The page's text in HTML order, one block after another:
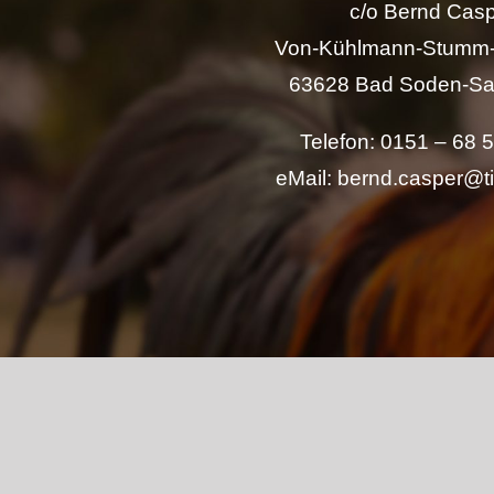
c/o Bernd
Von-Kühlmann-
63628 Bad Soden-
Telefon: 0151 – 68
eMail: